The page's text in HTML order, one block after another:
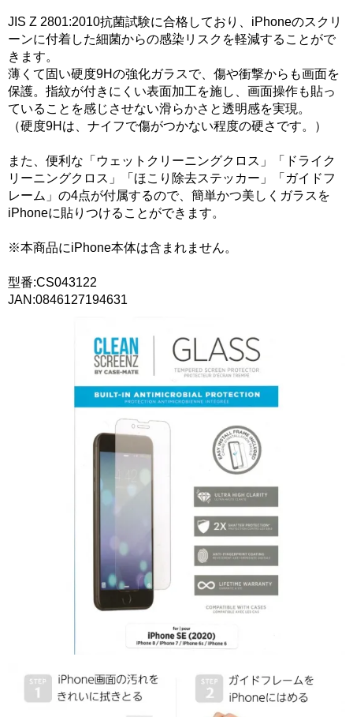
JIS Z 2801:2010抗菌試験に合格しており、iPhoneのスクリ
ーンに付着した細菌からの感染リスクを軽減することがで
きます。
薄くて固い硬度9Hの強化ガラスで、傷や衝撃からも画面を
保護。指紋が付きにくい表面加工を施し、画面操作も貼っ
ていることを感じさせない滑らかさと透明感を実現。
（硬度9Hは、ナイフで傷がつかない程度の硬さです。）
また、便利な「ウェットクリーニングクロス」「ドライク
リーニングクロス」「ほこり除去ステッカー」「ガイドフ
レーム」の4点が付属するので、簡単かつ美しくガラスを
iPhoneに貼りつけることができます。
※本商品にiPhone本体は含まれません。
型番:CS043122
JAN:0846127194631